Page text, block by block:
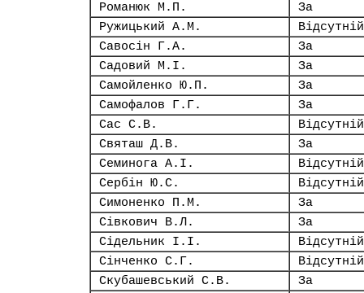
Романюк М.П.
За
Ружицький А.М.
Відсутній
Савосін Г.А.
За
Садовий М.І.
За
Самойленко Ю.П.
За
Самофалов Г.Г.
За
Сас С.В.
Відсутній
Святаш Д.В.
За
Семинога А.І.
Відсутній
Сербін Ю.С.
Відсутній
Симоненко П.М.
За
Сівкович В.Л.
За
Сідельник І.І.
Відсутній
Сінченко С.Г.
Відсутній
Скубашевський С.В.
За